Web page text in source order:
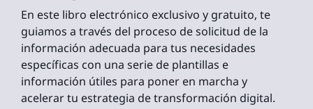
En este libro electrónico exclusivo y gratuito, te
guiamos a través del proceso de solicitud de la
información adecuada para tus necesidades
específicas con una serie de plantillas e
información útiles para poner en marcha y
acelerar tu estrategia de transformación digital.